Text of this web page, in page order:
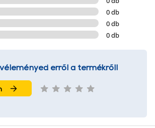
0 db
0 db
0 db
erről a termékről!